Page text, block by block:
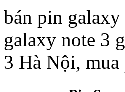
bán pin
galaxy note 3
3 Hà Nội,